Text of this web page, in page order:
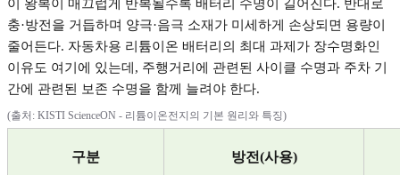
이 왕복이 매끄럽게 반복될수록 배터리 수명이 길어진다. 반대로
충·방전을 거듭하며 양극·음극 소재가 미세하게 손상되면 용량이
줄어든다. 자동차용 리튬이온 배터리의 최대 과제가 장수명화인
이유도 여기에 있는데 , 주행거리에 관련된 사이클 수명과 주차 기
간에 관련된 보존 수명을 함께 늘려야 한다.
(출처 : KISTI ScienceON - 리튬이온전지의 기본 원리와 특징)
구분 방전(사용)